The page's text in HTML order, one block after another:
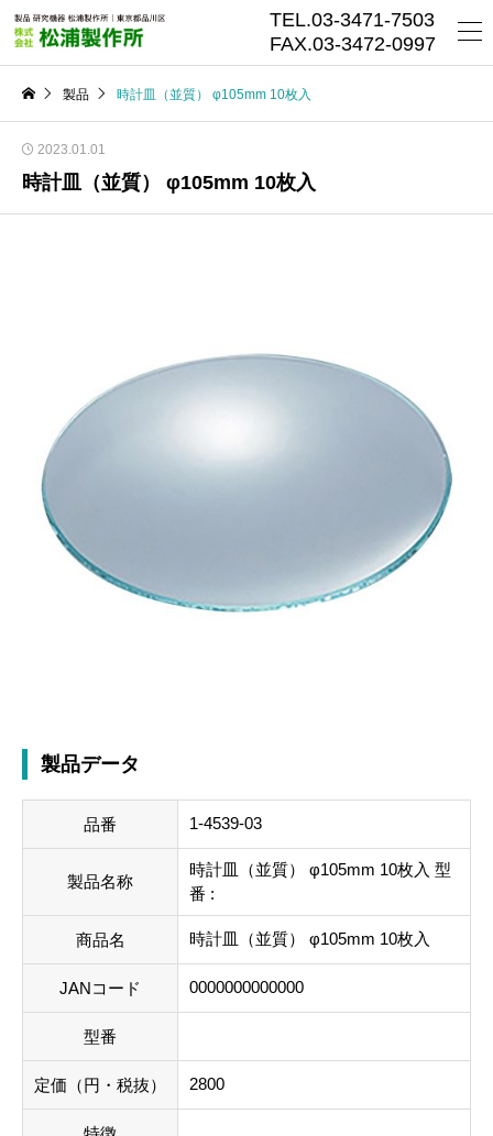
TEL.03-3471-7503
FAX.03-3472-0997
製品 時計皿（並質） φ105mm 10枚入
2023.01.01
時計皿（並質） φ105mm 10枚入
製品データ
品番 1-4539-03
製品名称
時計皿（並質） φ105mm 10枚入 型
番 :
商品名 時計皿（並質） φ105mm 10枚入
JANコード 0000000000000
型番
定価（円・税抜） 2800